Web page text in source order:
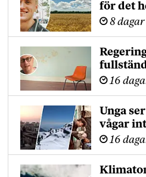
för det
8 dagar
16
Unga
vågar
16